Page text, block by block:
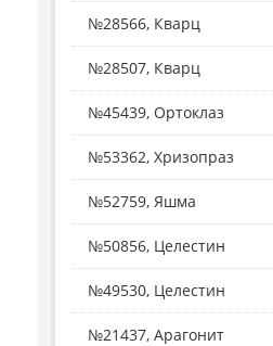
№28566, Кварц
№28507, Кварц
№45439, Ортоклаз
№53362, Хризопраз
№52759, Яшма
№50856, Целестин
№49530, Целестин
№21437, Арагонит